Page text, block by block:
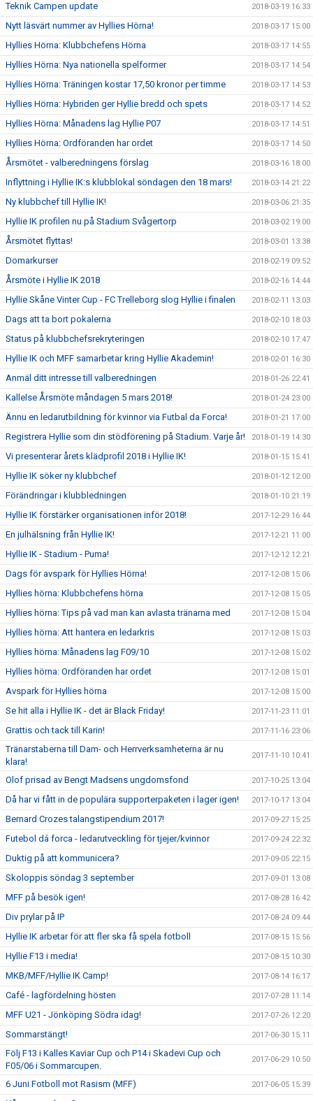
Teknik Campen update 2018-03-19 16:33
Nytt läsvärt nummer av Hyllies Hörna! 2018-03-17 15:00
Hyllies Hörna: Klubbchefens Hörna 2018-03-17 14:55
Hyllies Hörna: Nya nationella spelformer 2018-03-17 14:54
Hyllies Hörna: Träningen kostar 17,50 kronor per timme 2018-03-17 14:53
Hyllies Hörna: Hybriden ger Hyllie bredd och spets 2018-03-17 14:52
Hyllies Hörna: Månadens lag Hyllie P07 2018-03-17 14:51
Hyllies Hörna: Ordföranden har ordet 2018-03-17 14:50
Årsmötet - valberedningens förslag 2018-03-16 18:00
Inflyttning i Hyllie IK:s klubblokal söndagen den 18 mars! 2018-03-14 21:22
Ny klubbchef till Hyllie IK! 2018-03-06 21:35
Hyllie IK profilen nu på Stadium Svågertorp 2018-03-02 19:00
Årsmötet flyttas! 2018-03-01 13:38
Domarkurser 2018-02-19 09:52
Årsmöte i Hyllie IK 2018 2018-02-16 14:44
Hyllie Skåne Vinter Cup - FC Trelleborg slog Hyllie i finalen 2018-02-11 13:03
Dags att ta bort pokalerna 2018-02-10 18:03
Status på klubbchefsrekryteringen 2018-02-10 17:47
Hyllie IK och MFF samarbetar kring Hyllie Akademin! 2018-02-01 16:30
Anmäl ditt intresse till valberedningen 2018-01-26 22:41
Kallelse Årsmöte måndagen 5 mars 2018! 2018-01-24 23:00
Ännu en ledarutbildning för kvinnor via Futbal da Forca! 2018-01-21 17:00
Registrera Hyllie som din stödförening på Stadium. Varje år! 2018-01-19 14:30
Vi presenterar årets klädprofil 2018 i Hyllie IK! 2018-01-15 15:41
Hyllie IK söker ny klubbchef 2018-01-12 12:00
Förändringar i klubbledningen 2018-01-10 21:19
Hyllie IK förstärker organisationen inför 2018! 2017-12-29 16:44
En julhälsning från Hyllie IK! 2017-12-21 11:00
Hyllie IK - Stadium - Puma! 2017-12-12 12:21
Dags för avspark för Hyllies Hörna! 2017-12-08 15:06
Hyllies hörna: Klubbchefens hörna 2017-12-08 15:05
Hyllies hörna: Tips på vad man kan avlasta tränarna med 2017-12-08 15:04
Hyllies hörna: Att hantera en ledarkris 2017-12-08 15:03
Hyllies hörna: Månadens lag F09/10 2017-12-08 15:02
Hyllies hörna: Ordföranden har ordet 2017-12-08 15:01
Avspark för Hyllies hörna 2017-12-08 15:00
Se hit alla i Hyllie IK - det är Black Friday! 2017-11-23 11:01
Grattis och tack till Karin! 2017-11-16 23:06
Tränarstaberna till Dam- och Herrverksamheterna är nu
klara!
2017-11-10 10:41
Olof prisad av Bengt Madsens ungdomsfond 2017-10-25 13:04
Då har vi fått in de populära supporterpaketen i lager igen! 2017-10-17 13:04
Bernard Crozes talangstipendium 2017! 2017-09-27 15:25
Futebol dá forca - ledarutveckling för tjejer/kvinnor 2017-09-24 22:32
Duktig på att kommunicera? 2017-09-05 22:15
Skoloppis söndag 3 september 2017-09-01 13:08
MFF på besök igen! 2017-08-28 16:42
Div prylar på IP 2017-08-24 09:44
Hyllie IK arbetar för att fler ska få spela fotboll 2017-08-15 15:56
Hyllie F13 i media! 2017-08-15 10:30
MKB/MFF/Hyllie IK Camp! 2017-08-14 16:17
Café - lagfördelning hösten 2017-07-28 11:14
MFF U21 - Jönköping Södra idag! 2017-07-26 12:20
Sommarstängt! 2017-06-30 15:11
Följ F13 i Kalles Kaviar Cup och P14 i Skadevi Cup och
F05/06 i Sommarcupen.
2017-06-29 10:50
6 Juni Fotboll mot Rasism (MFF) 2017-06-05 15:39